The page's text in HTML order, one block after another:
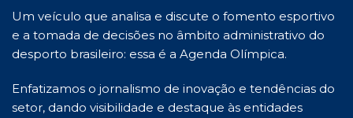
Um veículo que analisa e discute o fomento esportivo
e a tomada de decisões no âmbito administrativo do
desporto brasileiro: essa é a Agenda Olímpica.
Enfatizamos o jornalismo de inovação e tendências do
setor, dando visibilidade e destaque às entidades